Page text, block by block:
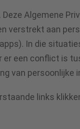
. Deze Algemene
verstrekt aan
In die
een conflict is
van
links